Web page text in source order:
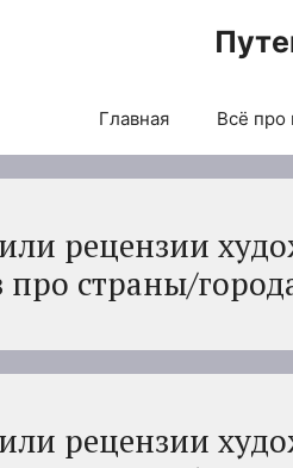
Главная Всё про
рецензии
страны/
рецензии